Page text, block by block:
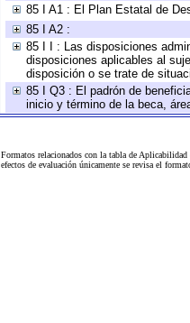
85 I A1 : El Plan Estatal de
85 I A2 :
85 I I : Las disposiciones
disposiciones aplicables al
disposición o se trate de
85 I Q3 : El padrón de
inicio y término de la beca,
Formatos relacionados con la tabla de
efectos de evaluación únicamente se revisa el